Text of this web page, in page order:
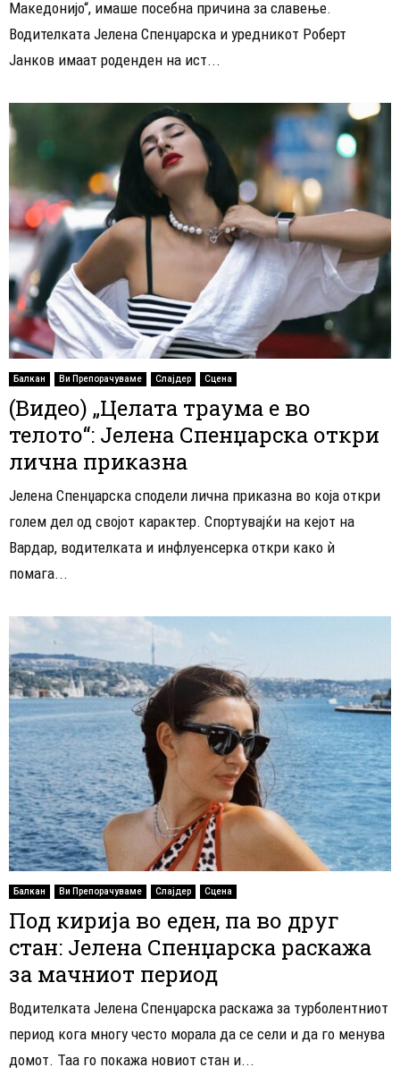
Македонијо“, имаше посебна причина за славење.
Водителката Јелена Спенџарска и уредникот Роберт
Јанков имаат роденден на ист...
Балкан Ви Препорачуваме Слајдер Сцена
(Видео) „Целата траума е во
телото“: Јелена Спенџарска откри
лична приказна
Јелена Спенџарска сподели лична приказна во која откри
голем дел од својот карактер. Спортувајќи на кејот на
Вардар, водителката и инфлуенсерка откри како ѝ
помага...
Балкан Ви Препорачуваме Слајдер Сцена
Под кирија во еден, па во друг
стан: Јелена Спенџарска раскажа
за мачниот период
Водителката Јелена Спенџарска раскажа за турболентниот
период кога многу често морала да се сели и да го менува
домот. Таа го покажа новиот стан и...